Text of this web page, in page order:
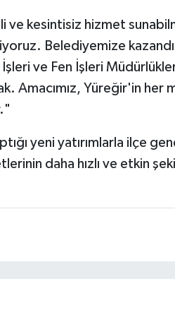
ve kesintisiz hizmet
Belediyemize
İşleri ve Fen İşleri
Amacımız, Yüreğir'in her
yeni yatırımlarla ilçe
daha hızlı ve etkin